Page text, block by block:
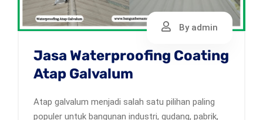
By admin
Jasa Waterproofing Coating
Atap Galvalum
Atap galvalum menjadi salah satu pilihan paling
populer untuk bangunan industri, gudang, pabrik,